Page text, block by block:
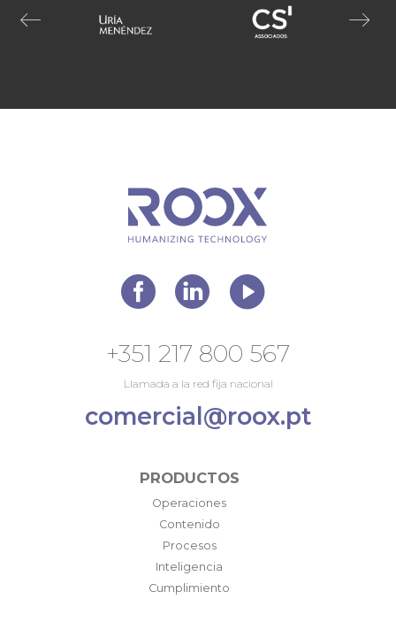
+351 217 800 567
Llamada a la red fija nacional
comercial@roox.pt
PRODUCTOS
Operaciones
Contenido
Procesos
Inteligencia
Cumplimiento